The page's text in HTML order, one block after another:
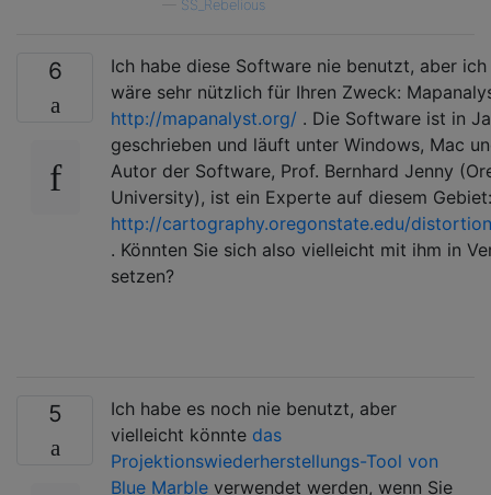
SS_Rebelious
6
Ich habe diese Software nie benutzt, aber ich
wäre sehr nützlich für Ihren Zweck:
http://mapanalyst.org/ . Die Software ist in
geschrieben und läuft unter Windows, Mac
Autor der Software, Prof. Bernhard Jenny
University), ist ein Experte auf diesem Gebiet:
http://cartography.oregonstate.edu/
. Könnten Sie sich also vielleicht mit ihm in
setzen?
5
Ich habe es noch nie benutzt, aber
vielleicht könnte das
Projektionswiederherstellungs-Tool von
Blue Marble verwendet werden, wenn Sie